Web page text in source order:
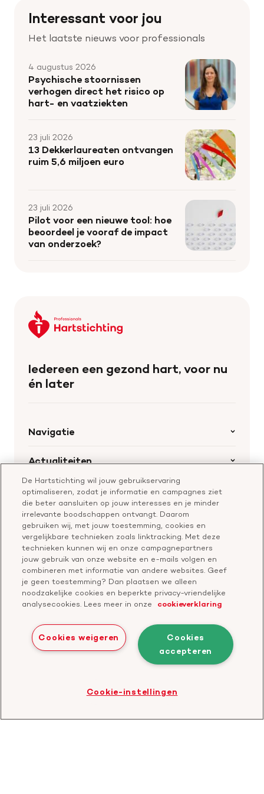
Interessant voor jou
Het laatste nieuws voor professionals
4 augustus 2026
Psychische stoornissen
verhogen direct het risico op
hart- en vaatziekten
23 juli 2026
13 Dekkerlaureaten ontvangen
ruim 5,6 miljoen euro
23 juli 2026
Pilot voor een nieuwe tool: hoe
beoordeel je vooraf de impact
van onderzoek?
Keer
terug
homepage
Iedereen een gezond hart, voor nu
én later
Navigatie
Samenwerking en financiering
Onze missie
Actualiteiten
Nieuws
Nieuwsbrief voor professionals
Hartstichting.nl
Publiekswebsite Hartstichting.nl
Over de Hartstichting
Jaarverslag
Contact
Contactgegevens
Doneer Cavaris
Bezoek
onze
LinkedIn
Privacyverklaring
Bezoek
De Hartstichting wil jouw gebruikservaring
optimaliseren, zodat je informatie en campagnes ziet
die beter aansluiten op jouw interesses en je minder
irrelevante boodschappen ontvangt. Daarom
gebruiken wij, met jouw toestemming, cookies en
vergelijkbare technieken zoals linktracking. Met deze
technieken kunnen wij en onze campagnepartners
jouw gebruik van onze website en e-mails volgen en
combineren met informatie van andere websites. Geef
je geen toestemming? Dan plaatsen we alleen
noodzakelijke cookies en beperkte privacy-vriendelijke
analysecookies. Lees meer in onze
cookieverklaring
Cookies
accepteren
Cookies weigeren
Cookie-instellingen